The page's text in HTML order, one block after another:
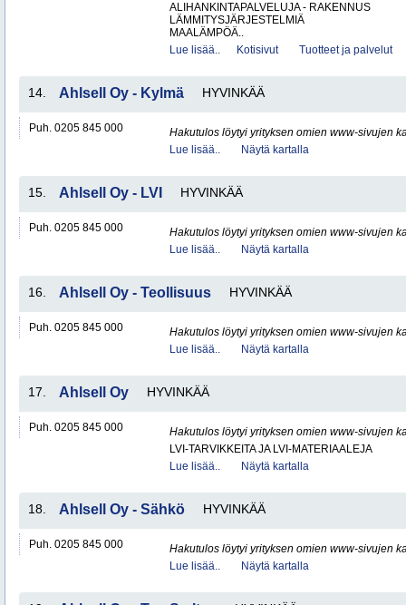
ALIHANKINTAPALVELUJA - RAKENNUS
LÄMMITYSJÄRJESTELMIÄ
MAALÄMPÖÄ..
Lue lisää..
Kotisivut Tuotteet ja palvelut
14. Ahlsell Oy - Kylmä HYVINKÄÄ
Puh. 0205 845 000
Hakutulos löytyi yrityksen omien www-sivujen
Lue lisää..
Näytä kartalla
15. Ahlsell Oy - LVI HYVINKÄÄ
Puh. 0205 845 000
Hakutulos löytyi yrityksen omien www-sivujen
Lue lisää..
Näytä kartalla
16. Ahlsell Oy - Teollisuus HYVINKÄÄ
Puh. 0205 845 000
Hakutulos löytyi yrityksen omien www-sivujen
Lue lisää..
Näytä kartalla
17. Ahlsell Oy HYVINKÄÄ
Puh. 0205 845 000
Hakutulos löytyi yrityksen omien www-sivujen
LVI-TARVIKKEITA JA LVI-MATERIAALEJA
Lue lisää..
Näytä kartalla
18. Ahlsell Oy - Sähkö HYVINKÄÄ
Puh. 0205 845 000
Hakutulos löytyi yrityksen omien www-sivujen
Lue lisää..
Näytä kartalla